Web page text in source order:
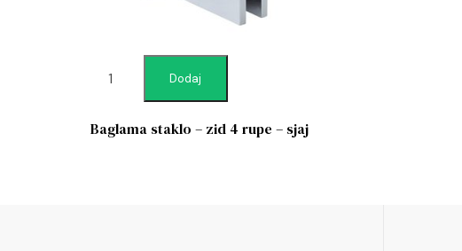
Dodaj
Baglama staklo – zid 4 rupe – sjaj